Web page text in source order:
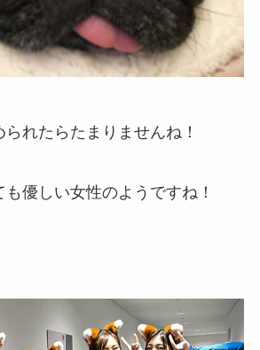
れたらたまりませんね！
優しい女性のようですね！